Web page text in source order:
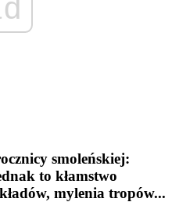
smoleńskiej:
to kłamstwo
mylenia tropów...